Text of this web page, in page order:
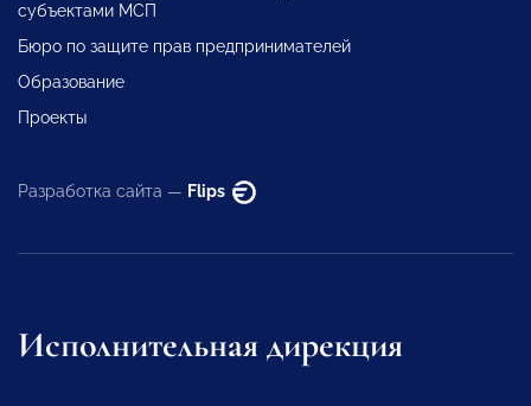
субъектами МСП
Бюро по защите прав предпринимателей
Образование
Проекты
Разработка сайта — Flips
Исполнительная дирекция